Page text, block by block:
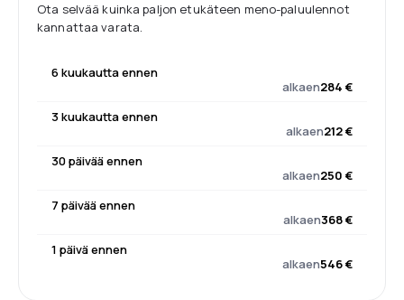
Ota selvää kuinka paljon etukäteen meno-paluulennot
kannattaa varata.
6 kuukautta ennen
alkaen284 €
3 kuukautta ennen
alkaen212 €
30 päivää ennen
alkaen250 €
7 päivää ennen
alkaen368 €
1 päivä ennen
alkaen546 €